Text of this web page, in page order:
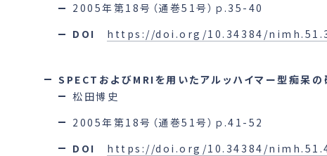
2005年第18号（通巻51号）ｐ.35-40
DOI https://doi.org/10.34384/
SPECTおよびMRIを用いたアルッハイマー型痴呆の
松田博史
2005年第18号（通巻51号）ｐ.41-52
DOI https://doi.org/10.34384/